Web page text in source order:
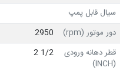
سیال قابل پمپ
دور موتور (rpm)
2950
قطر دهانه ورودی
(INCH)
1/2 2